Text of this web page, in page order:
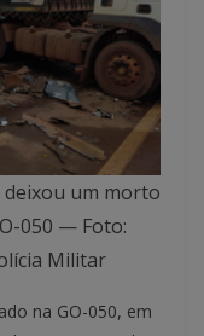
um morto
050 — Foto:
Militar
na GO-050, em